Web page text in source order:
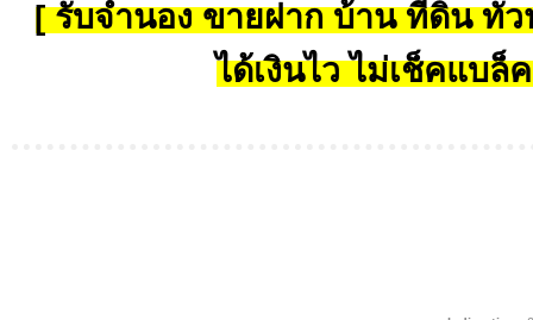
[ รับจำนอง ขายฝาก บ้าน ที่ดิน ทั่ว
ได้เงินไว ไม่เช็คแบล็